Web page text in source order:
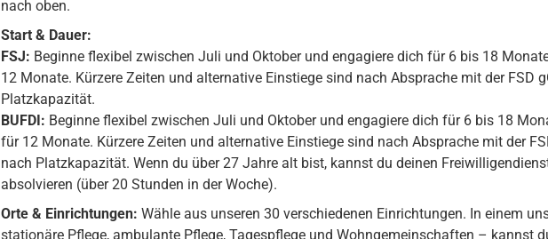
nach oben.
Start & Dauer:
FSJ: Beginne flexibel zwischen Juli und Oktober und engagiere dich für 6 bis 18
12 Monate. Kürzere Zeiten und alternative Einstiege sind nach Absprache mit der FSD
Platzkapazität.
BUFDI: Beginne flexibel zwischen Juli und Oktober und engagiere dich für 6 bis 18
für 12 Monate. Kürzere Zeiten und alternative Einstiege sind nach Absprache mit der
nach Platzkapazität. Wenn du über 27 Jahre alt bist, kannst du deinen
absolvieren (über 20 Stunden in der Woche).
Orte & Einrichtungen: Wähle aus unseren 30 verschiedenen Einrichtungen. In einem
stationäre Pflege, ambulante Pflege, Tagespflege und Wohngemeinschaften – kannst